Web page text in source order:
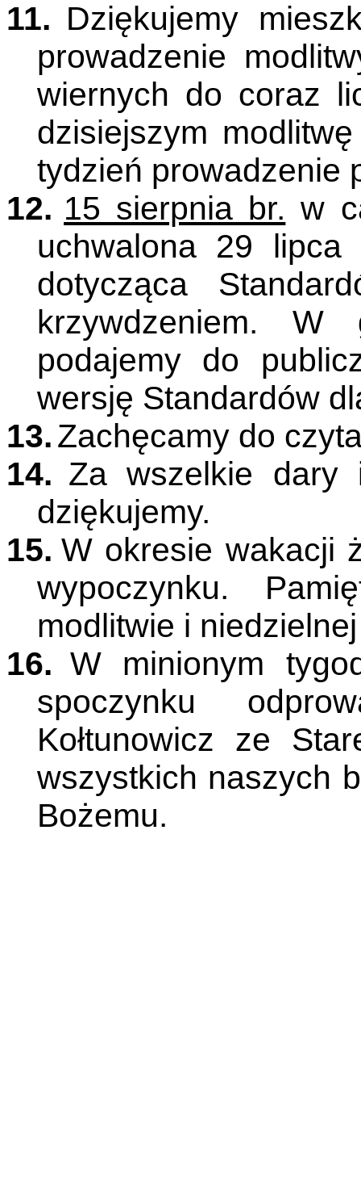
11. Dziękujemy
prowadzenie
wiernych do coraz
dzisiejszym
tydzień prowadzenie
12. 15 sierpnia br. w
uchwalona 29
dotycząca
krzywdzeniem. W
podajemy do
wersję Standardów
13.Zachęcamy do
14. Za wszelkie dary
dziękujemy.
15. W okresie wakacji
wypoczynku.
modlitwie i
16. W minionym
spoczynku
Kołtunowicz ze
wszystkich naszych
Bożemu.